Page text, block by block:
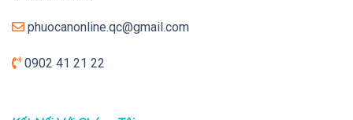
phuocanonline.qc@gmail.com
0902 41 21 22